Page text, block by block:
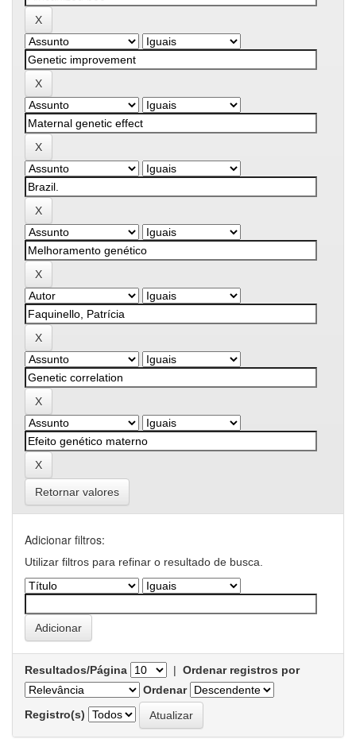
Retornar valores
Adicionar filtros:
Utilizar filtros para refinar o resultado de busca.
Resultados/Página | Ordenar registros por
Ordenar
Registro(s)